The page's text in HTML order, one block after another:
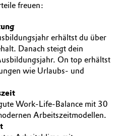
freuen:
erhältst du über
Danach steigt dein
On top erhältst
wie Urlaubs- und
Work-Life-Balance mit 30
Arbeitszeitmodellen.